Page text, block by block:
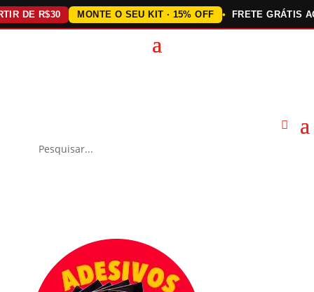
R$30 MONTE O SEU KIT · 15% OFF FRETE GRÁTIS ACIMA